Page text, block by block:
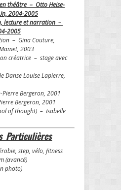
théâtre – Otto Heise-
2004-2005
lecture et narration –
2005
– Gina Couture,
2003
créatrice – stage avec
Danse Louise Lapierre,
Bergeron, 2001
Bergeron, 2001
of thought) – Isabelle
Particulières
step, vélo, fitness
(avancé)
photo)